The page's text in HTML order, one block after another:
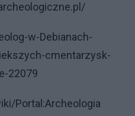
w-Debianach-
cmentarzysk-
22079
Portal:Archeologia